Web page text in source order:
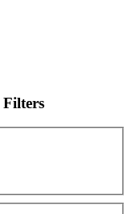
Filters